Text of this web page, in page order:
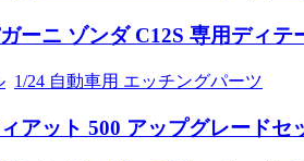
ーニ ゾンダ C12S 専用ディテ
1/24 自動車用 エッチングパーツ
アット 500 アップグレードセ